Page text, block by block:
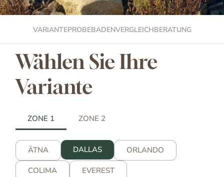
VARIANTEPROBEBADENVERGLEICHBERATUNG
Wählen Sie Ihre
Variante
ZONE 1 ZONE 2
ÄTNA DALLAS ORLANDO
COLIMA EVEREST